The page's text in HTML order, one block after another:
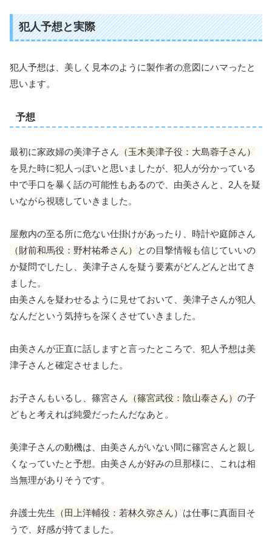
犯人予想と実際
犯人予想は、美しく見本のように製作者の意図にハマったと
思います。
予想
最初に家政婦の美津子さん（玉木美津子役：大島蓉子さん）
を見た時に犯人っぽいと思いましたが、犯人が分かっている
中で手口を暴く話の可能性もあるので、由美さんと、2人を疑
いながら視聴していきました。
屋敷内の至る所に危ない仕掛けがあったり、時計や庭師さん
（財前和馬役：野村祐希さん）との目撃情報も信じていいの
か疑問でしたし、美津子さんを疑う要素がどんどんと出てき
ました。
由美さんを疑わせるように見せておいて、美津子さんが犯人
なんだという気持ちを深くさせていきました。
由美さんが正直に話しますと言ったところで、犯人予想は美
津子さんと確定させました。
お子さんもいるし、篠宮さん（篠宮武役：陰山泰さん）の子
どもと考えれば純愛だったんだなあと。
美津子さんの動機は、由美さんがいない間に篠宮さんと親し
くなっていたと予想。由美さんが好みの旦那様に、これは相
当無理がありそうです。
弁護士先生（田上洋輔役：若林久弥さん）は仕事に真面目そ
うで、好感が持てました。